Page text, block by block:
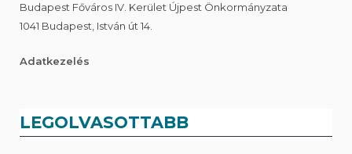
Budapest Főváros IV. Kerület Újpest Önkormányzata
1041 Budapest, István út 14.
Adatkezelés
LEGOLVASOTTABB